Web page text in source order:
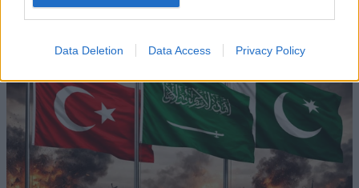
Data Deletion Data Access Privacy Policy